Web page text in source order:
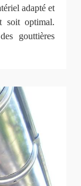
adapté et
soit optimal.
gouttières